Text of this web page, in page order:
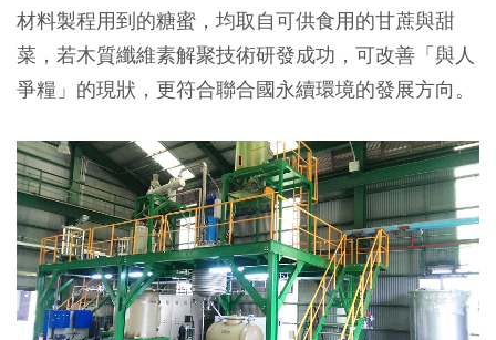
材料製程用到的糖蜜，均取自可供食用的甘蔗與甜
菜，若木質纖維素解聚技術研發成功，可改善「與人
爭糧」的現狀，更符合聯合國永續環境的發展方向。